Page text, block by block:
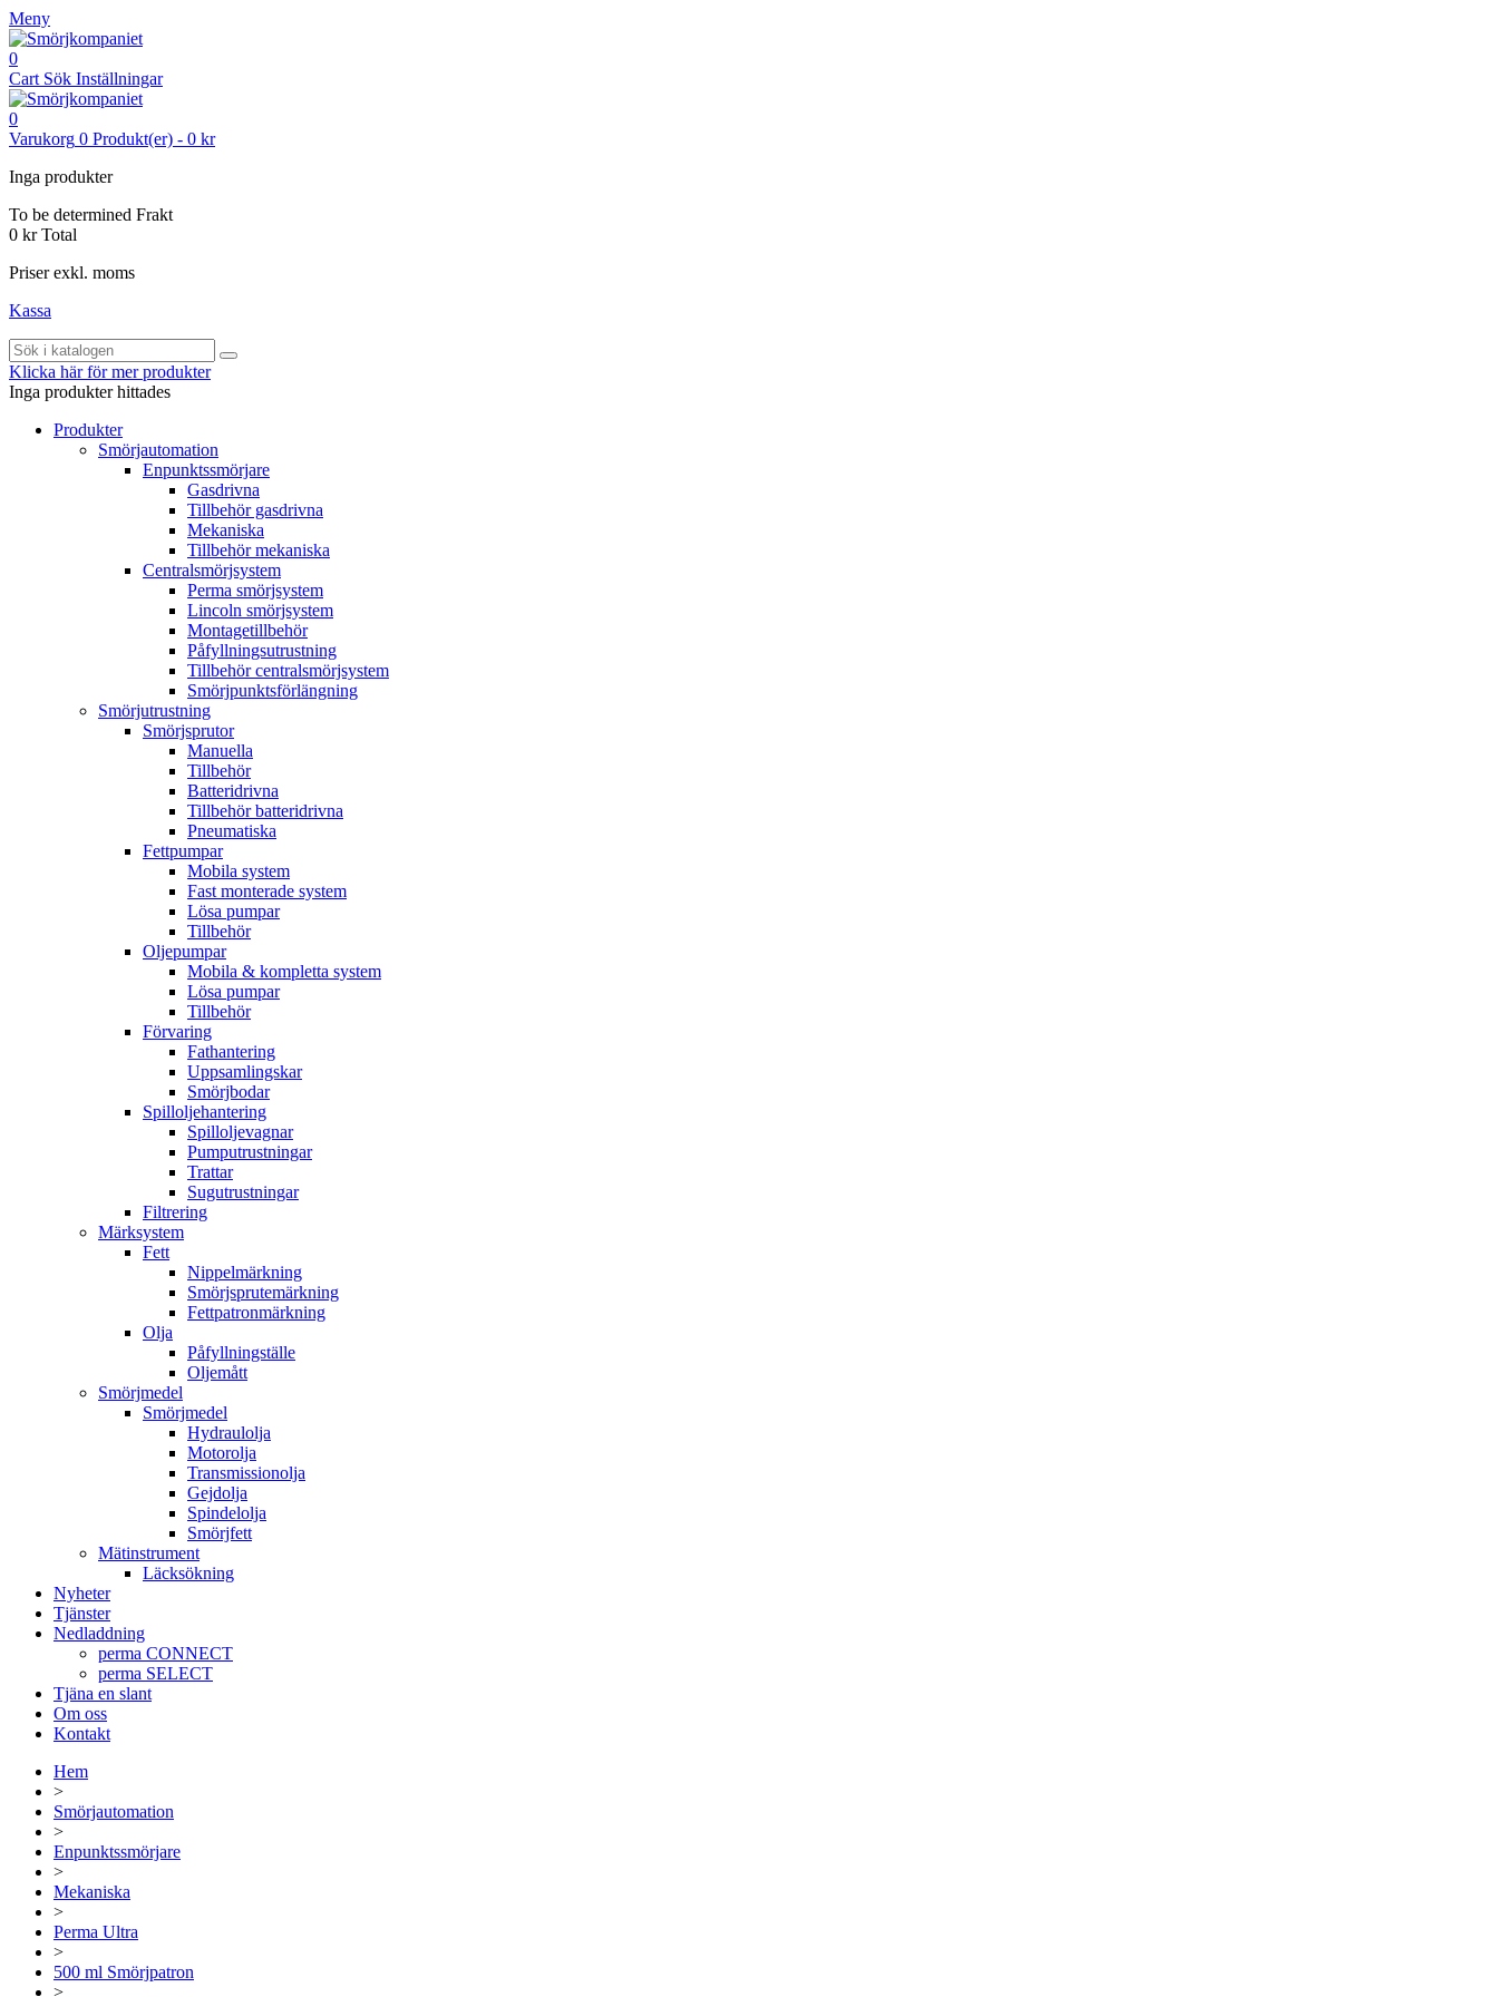
Meny
0
Cart Sök Inställningar
0
Varukorg 0 Produkt(er) - 0 kr
Inga produkter
To be determined Frakt
0 kr Total
Priser exkl. moms
Kassa
Klicka här för mer produkter
Inga produkter hittades
Produkter
Smörjautomation
Enpunktssmörjare
Gasdrivna
Tillbehör gasdrivna
Mekaniska
Tillbehör mekaniska
Centralsmörjsystem
Perma smörjsystem
Lincoln smörjsystem
Montagetillbehör
Påfyllningsutrustning
Tillbehör centralsmörjsystem
Smörjpunktsförlängning
Smörjutrustning
Smörjsprutor
Manuella
Tillbehör
Batteridrivna
Tillbehör batteridrivna
Pneumatiska
Fettpumpar
Mobila system
Fast monterade system
Lösa pumpar
Tillbehör
Oljepumpar
Mobila & kompletta system
Lösa pumpar
Tillbehör
Förvaring
Fathantering
Uppsamlingskar
Smörjbodar
Spilloljehantering
Spilloljevagnar
Pumputrustningar
Trattar
Sugutrustningar
Filtrering
Märksystem
Fett
Nippelmärkning
Smörjsprutemärkning
Fettpatronmärkning
Olja
Påfyllningställe
Oljemått
Smörjmedel
Smörjmedel
Hydraulolja
Motorolja
Transmissionolja
Gejdolja
Spindelolja
Smörjfett
Mätinstrument
Läcksökning
Nyheter
Tjänster
Nedladdning
perma CONNECT
perma SELECT
Tjäna en slant
Om oss
Kontakt
Hem
>
Smörjautomation
>
Enpunktssmörjare
>
Mekaniska
>
Perma Ultra
>
500 ml Smörjpatron
>